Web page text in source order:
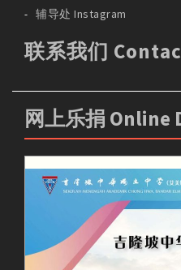
辅导处 Instagram
联系我们
网上乐捐 Online